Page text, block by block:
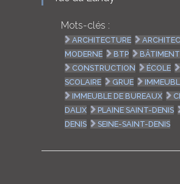
Mots-clés :
ARCHITECTURE
MODERNE
BTP
BÂTIMENT
CONSTRUCTION
ÉCOLE
SCOLAIRE
GRUE
IMMEUBLE DE BUREAUX
DALIX
PLAINE SAINT-DENIS
DENIS
SEINE-SAINT-DENIS